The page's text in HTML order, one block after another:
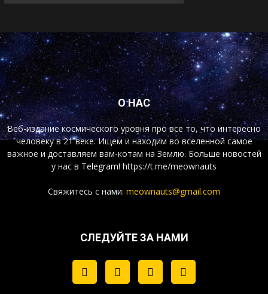
О НАС
Веб-издание космического уровня про все то, что интересно
человеку в 21 веке. Ищем и находим во вселенной самое
важное и доставляем вам-котам на Землю. Больше новостей
у нас в Telegram! https://t.me/meownauts
Свяжитесь с нами: meownauts@gmail.com
СЛЕДУЙТЕ ЗА НАМИ